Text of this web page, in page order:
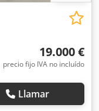
19.000 €
precio fijo IVA no incluído
Llamar